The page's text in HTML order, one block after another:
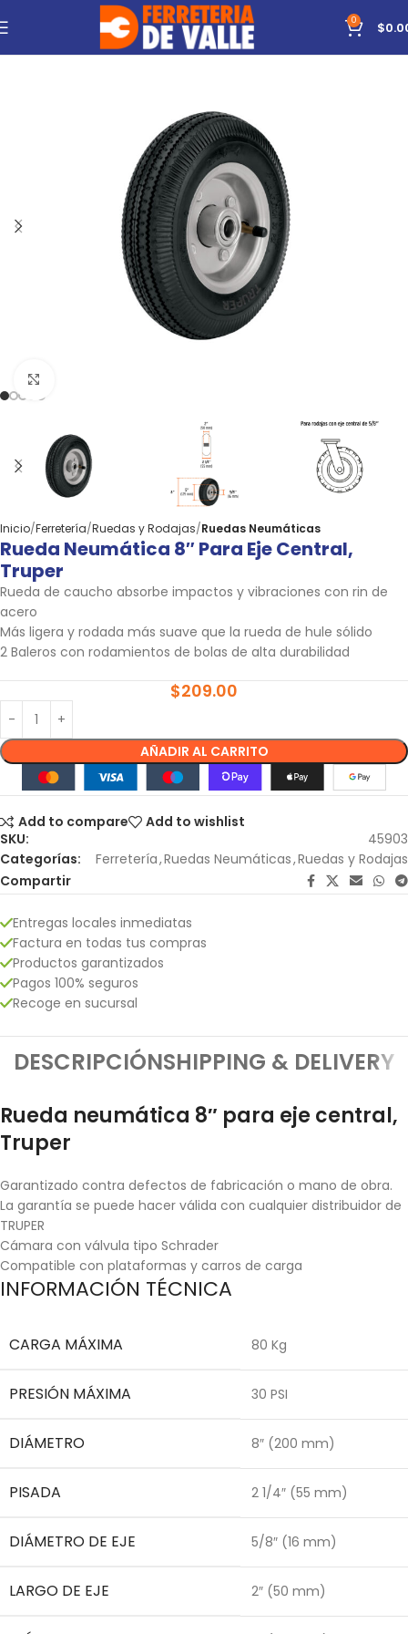
0 $
Inicio Ferretería Ruedas y Rodajas Ruedas Neumáticas
Rueda Neumática 8″ Para Eje Central,
Truper
Rueda de caucho absorbe impactos y vibraciones con rin de
acero
Más ligera y rodada más suave que la rueda de hule sólido
2 Baleros con rodamientos de bolas de alta durabilidad
$209.00
AÑADIR AL CARRITO
Add to compare
Add to wishlist
SKU:
45903
Categorías:
Ferretería,Ruedas Neumáticas,Ruedas y Rodajas
Compartir
Entregas locales inmediatas
Factura en todas tus compras
Productos garantizados
Pagos 100% seguros
Recoge en sucursal
DESCRIPCIÓNSHIPPING & DELIVERY
Rueda neumática 8″ para eje central,
Truper
Garantizado contra defectos de fabricación o mano de obra.
La garantía se puede hacer válida con cualquier distribuidor de
TRUPER
Cámara con válvula tipo Schrader
Compatible con plataformas y carros de carga
INFORMACIÓN TÉCNICA
CARGA MÁXIMA 80 Kg
PRESIÓN MÁXIMA 30 PSI
DIÁMETRO 8″ (200 mm)
PISADA 2 1/4″ (55 mm)
DIÁMETRO DE EJE 5/8″ (16 mm)
LARGO DE EJE 2″ (50 mm)